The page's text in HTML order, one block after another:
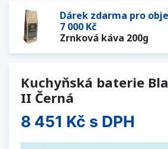
Dárek zdarma pro
7 000 Kč
Zrnková káva 200g
Kuchyňská baterie
II Černá
8 451 Kč s DPH